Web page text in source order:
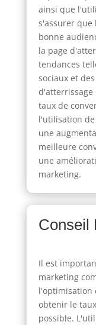
ainsi que
s'assurer que
bonne
la page
tendances
sociaux et
d'atterrissage
taux de
l'utilisation
une
meilleure
une
marketing.
Conseil
Il est
marketing
l'optimisation
obtenir le
possible.